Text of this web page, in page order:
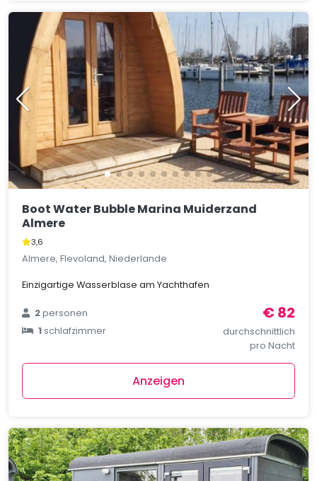
Boot Water Bubble Marina Muiderzand
Almere
3,6
Almere, Flevoland, Niederlande
Einzigartige Wasserblase am Yachthafen
2personen
1schlafzimmer
€ 82
durchschnittlich
pro Nacht
Anzeigen